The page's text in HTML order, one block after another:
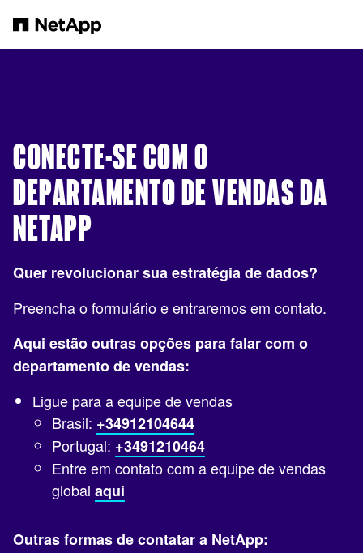
CONECTE-SE COM O
DEPARTAMENTO DE VENDAS DA
NETAPP
Quer revolucionar sua estratégia de dados?
Preencha o formulário e entraremos em contato.
Aqui estão outras opções para falar com o
departamento de vendas:
Ligue para a equipe de vendas
Brasil: +34912104644
Portugal: +3491210464
Entre em contato com a equipe de vendas
global aqui
Outras formas de contatar a NetApp: